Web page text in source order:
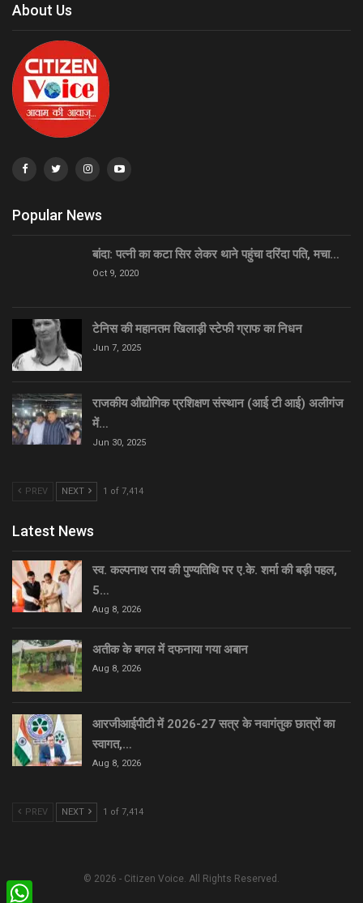
About Us
Popular News
बांदा: पत्नी का कटा सिर लेकर थाने पहुंचा दरिंदा पति, मचा…
Oct 9, 2020
टेनिस की महानतम खिलाड़ी स्टेफी ग्राफ का निधन
Jun 7, 2025
राजकीय औद्योगिक प्रशिक्षण संस्थान (आई टी आई) अलीगंज
में…
Jun 30, 2025
PREV NEXT 1 of 7,414
Latest News
स्व. कल्पनाथ राय की पुण्यतिथि पर ए.के. शर्मा की बड़ी पहल,
5…
Aug 8, 2026
अतीक के बगल में दफनाया गया अबान
Aug 8, 2026
आरजीआईपीटी में 2026-27 सत्र के नवागंतुक छात्रों का
स्वागत,…
Aug 8, 2026
PREV NEXT 1 of 7,414
© 2026 - Citizen Voice. All Rights Reserved.